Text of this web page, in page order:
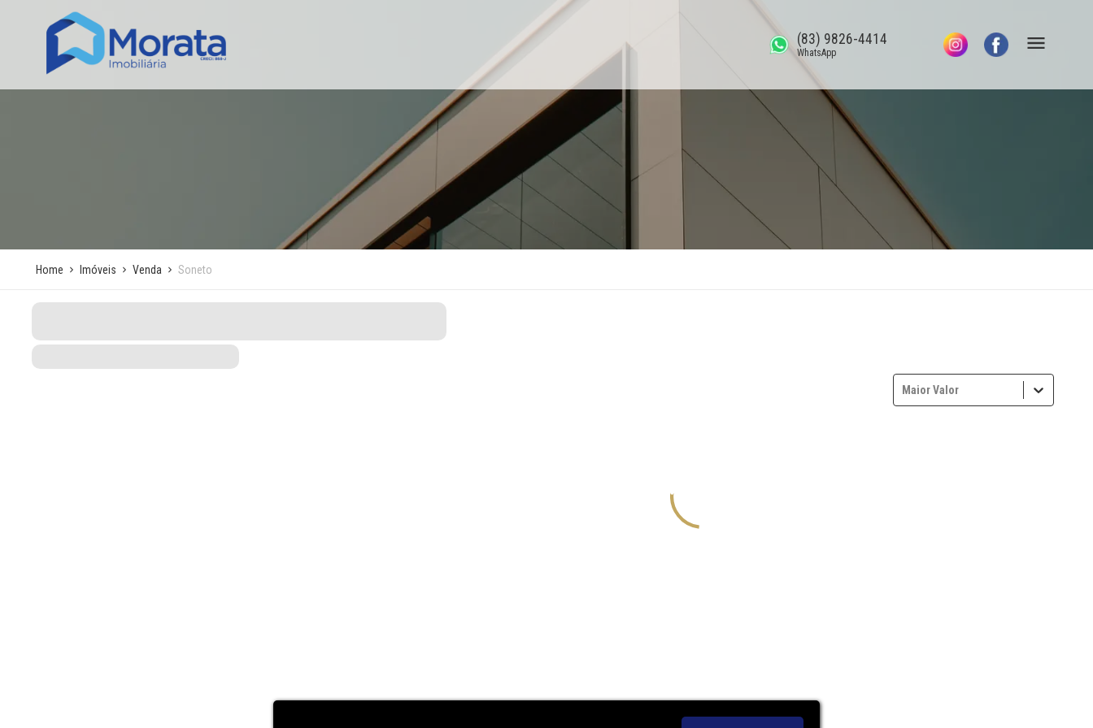
(83) 9826-4414
WhatsApp
Home Imóveis Venda Soneto
Maior Valor